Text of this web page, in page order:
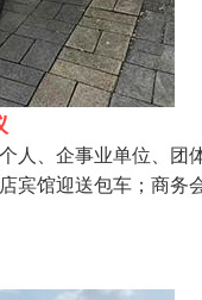
人、企事业单位、
宾馆迎送包车；商